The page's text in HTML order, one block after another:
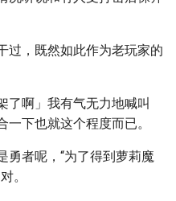
过，既然如此作为老玩家的
了啊」我有气无力地喊叫
下也就这个程度而已。
勇者呢，“为了得到萝莉魔
。